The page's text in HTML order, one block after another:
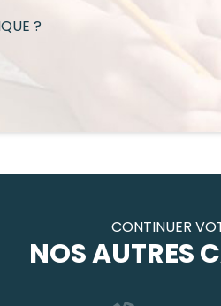
?
CONTINUER
NOS AUTRES